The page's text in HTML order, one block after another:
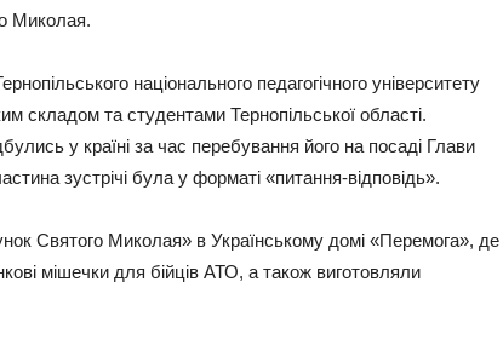
Миколая.
національного педагогічного університету
складом та студентами Тернопільської області.
у країні за час перебування його на посаді Глави
зустрічі була у форматі «питання-відповідь».
Святого Миколая» в Українському домі «Перемога», де
мішечки для бійців АТО, а також виготовляли